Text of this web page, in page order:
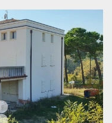
villette a schiera dal
il massimo comfort
costruttiva. Una
[...]